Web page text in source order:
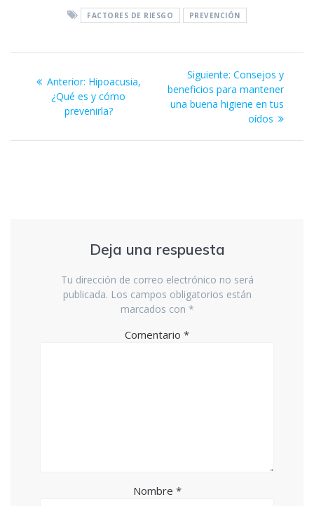
o
o
k
itt
er
at
s
A
p
p
k
e
dI
n
ss
e
n
er
ai
l
FACTORES DE RIESGO PREVENCIÓN
entradas
Anterior: Entrada
anterior:
Hipoacusia,
¿Qué es y cómo
prevenirla?
Siguiente: Siguiente
entrada:
Consejos y
beneficios para mantener
una buena higiene en tus
oídos
Deja una respuesta
Tu dirección de correo electrónico no será
publicada. Los campos obligatorios están
marcados con *
Comentario *
Nombre *